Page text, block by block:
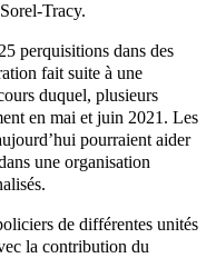
Tracy.
perquisitions dans des
fait suite à une
duquel, plusieurs
en mai et juin 2021. Les
pourraient aider
une organisation
de différentes unités
la contribution du